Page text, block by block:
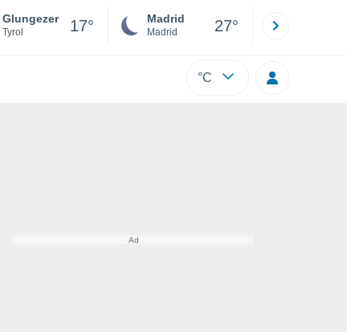
Glungezer
Tyrol 17° Madrid
Madrid 27°
°C